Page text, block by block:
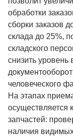
обработки
сборки заказов
склада до 25%,
складского
снизить уровень
человеческого
На этапах
осуществляется
запчастей:
наличия